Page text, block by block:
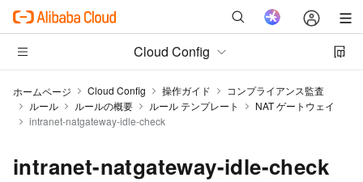
Cloud Config
ホームページ Cloud Config 操作ガイド
コンプライアンス監査
ルール
ルールの概要 ルール テンプレート
NAT ゲートウェイ
intranet-natgateway-idle-check
intranet-natgateway-idle-check